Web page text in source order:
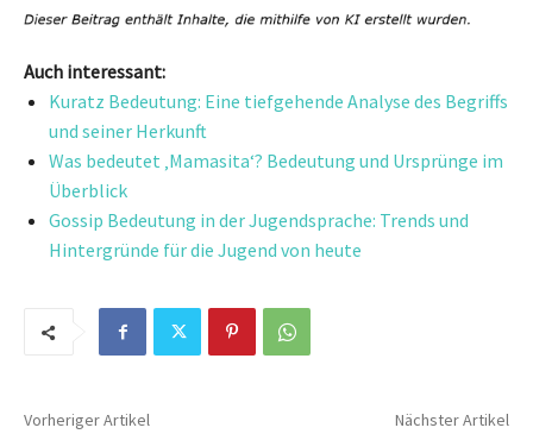
Auch interessant:
Kuratz Bedeutung: Eine tiefgehende Analyse des Begriffs
und seiner Herkunft
Was bedeutet ‚Mamasita‘? Bedeutung und Ursprünge im
Überblick
Gossip Bedeutung in der Jugendsprache: Trends und
Hintergründe für die Jugend von heute
Vorheriger Artikel Nächster Artikel